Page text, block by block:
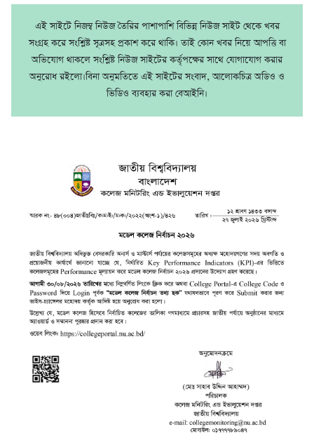
এই সাইটে নিজম্ব নিউজ তৈরির পাশাপাশি বিভিন্ন নিউজ সাইট থেকে খবর
সংগ্রহ করে সংশ্লিষ্ট সূত্রসহ প্রকাশ করে থাকি। তাই কোন খবর নিয়ে আপত্তি বা
অভিযোগ থাকলে সংশ্লিষ্ট নিউজ সাইটের কর্তৃপক্ষের সাথে যোগাযোগ করার
অনুরোধ রইলো।বিনা অনুমতিতে এই সাইটের সংবাদ, আলোকচিত্র অডিও ও
ভিডিও ব্যবহার করা বেআইনি।